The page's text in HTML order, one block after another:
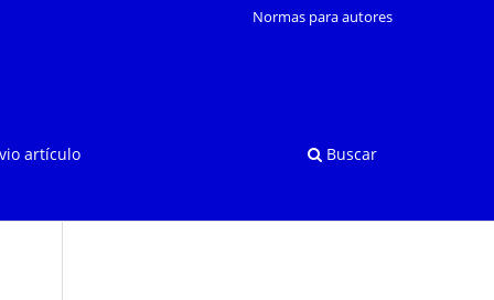
artículo Buscar
Normas para autores